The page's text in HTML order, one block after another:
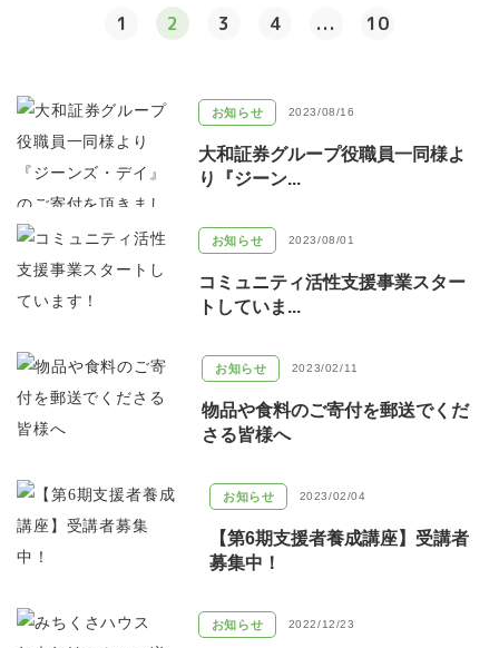
1 2 3 4 ... 10
お知らせ 2023/08/16
大和証券グループ役職員一同様よ
り『ジーン...
お知らせ 2023/08/01
コミュニティ活性支援事業スター
トしていま...
お知らせ 2023/02/11
物品や食料のご寄付を郵送でくだ
さる皆様へ
お知らせ 2023/02/04
【第6期支援者養成講座】受講者
募集中！
お知らせ 2022/12/23